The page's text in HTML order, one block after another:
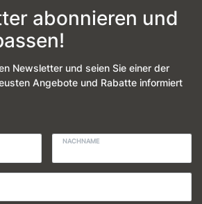
abonnieren und
Newsletter und seien Sie einer der
Angebote und Rabatte informiert
NACHNAME